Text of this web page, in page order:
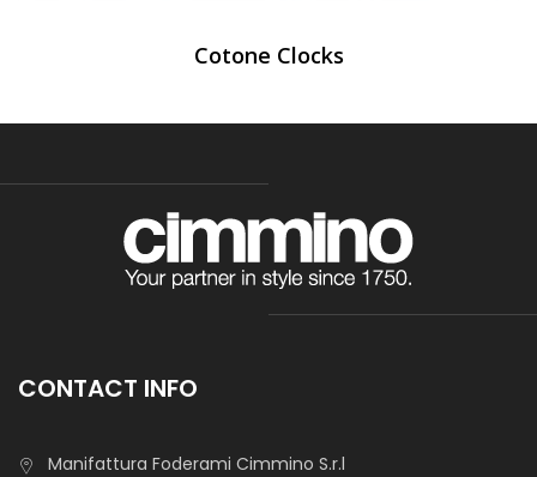
Cotone Clocks
CONTACT INFO
Manifattura Foderami Cimmino S.r.l